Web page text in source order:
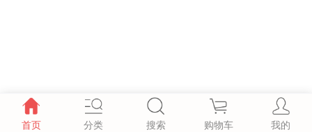
首页 分类 搜索 购物车 我的